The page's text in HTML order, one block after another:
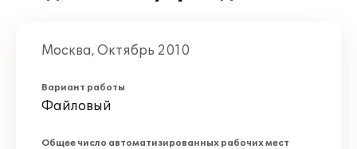
Москва, Октябрь 2010
Вариант работы
Файловый
Общее число автоматизированных рабочих мест